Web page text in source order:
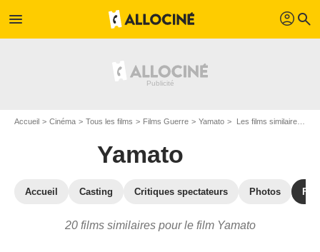
menu profil search
Accueil Cinéma Tous les films Films Guerre Yamato Les films similaires à "Yamato"
Yamato
Accueil Casting Critiques spectateurs Photos
20 films similaires pour le film Yamato